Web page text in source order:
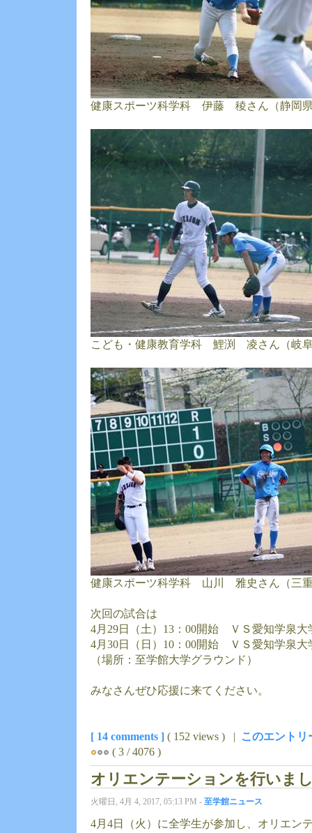
健康スポーツ科学科 伊藤 稜さん（静岡
こども・健康教育学科 鯉渕 凌さん（岐
健康スポーツ科学科 山川 雅史さん（三
次回の試合は
4月29日（土）13：00開始 ＶＳ愛知学泉
4月30日（日）10：00開始 ＶＳ愛知学泉大
（場所：至学館大学グラウンド）
みなさんぜひ応援に来てください。
[ 14 comments ] ( 152 views ) | このエント
( 3 / 4076 )
オリエンテーションを行いま
火曜日, 4月 4, 2017, 05:13 PM - 至学館ニュース
4月4日（火）に全学生が参加し、オリエン